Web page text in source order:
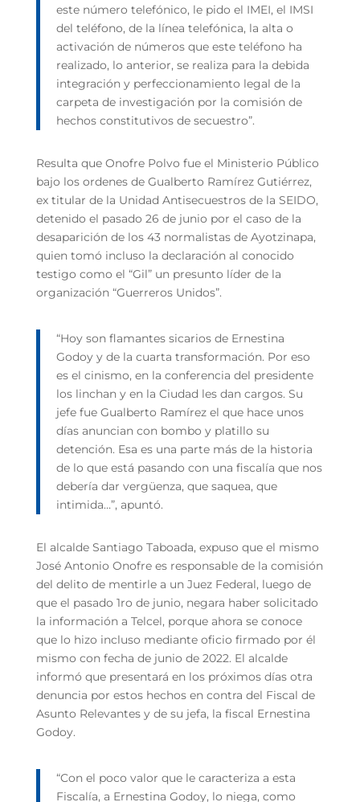
este número telefónico, le pido el IMEI, el IMSI
del teléfono, de la línea telefónica, la alta o
activación de números que este teléfono ha
realizado, lo anterior, se realiza para la debida
integración y perfeccionamiento legal de la
carpeta de investigación por la comisión de
hechos constitutivos de secuestro”.
Resulta que Onofre Polvo fue el Ministerio Público
bajo los ordenes de Gualberto Ramírez Gutiérrez,
ex titular de la Unidad Antisecuestros de la SEIDO,
detenido el pasado 26 de junio por el caso de la
desaparición de los 43 normalistas de Ayotzinapa,
quien tomó incluso la declaración al conocido
testigo como el “Gil” un presunto líder de la
organización “Guerreros Unidos”.
“Hoy son flamantes sicarios de Ernestina
Godoy y de la cuarta transformación. Por eso
es el cinismo, en la conferencia del presidente
los linchan y en la Ciudad les dan cargos. Su
jefe fue Gualberto Ramírez el que hace unos
días anuncian con bombo y platillo su
detención. Esa es una parte más de la historia
de lo que está pasando con una fiscalía que nos
debería dar vergüenza, que saquea, que
intimida…”, apuntó.
El alcalde Santiago Taboada, expuso que el mismo
José Antonio Onofre es responsable de la comisión
del delito de mentirle a un Juez Federal, luego de
que el pasado 1ro de junio, negara haber solicitado
la información a Telcel, porque ahora se conoce
que lo hizo incluso mediante oficio firmado por él
mismo con fecha de junio de 2022. El alcalde
informó que presentará en los próximos días otra
denuncia por estos hechos en contra del Fiscal de
Asunto Relevantes y de su jefa, la fiscal Ernestina
Godoy.
“Con el poco valor que le caracteriza a esta
Fiscalía, a Ernestina Godoy, lo niega, como